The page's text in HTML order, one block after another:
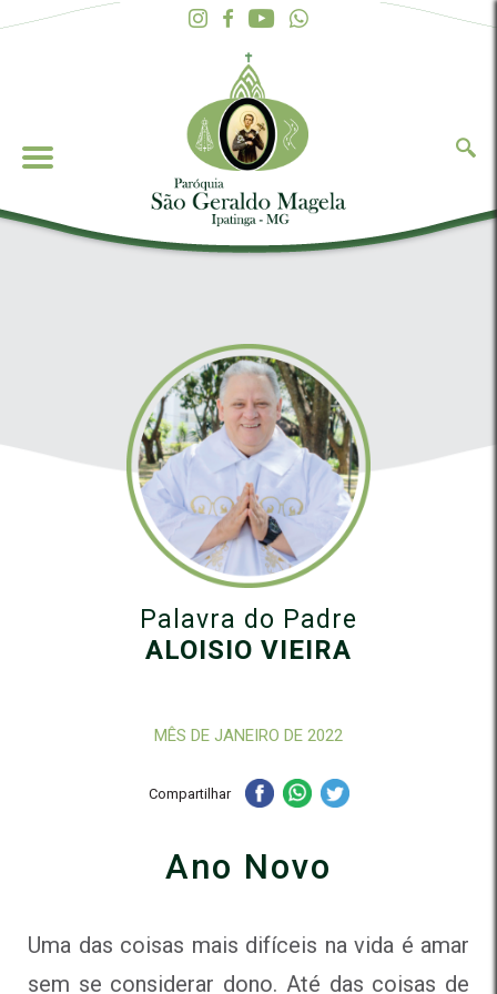
Palavra do Padre
ALOISIO VIEIRA
MÊS DE JANEIRO DE 2022
Compartilhar
Ano Novo
Uma das coisas mais difíceis na vida é amar
sem se considerar dono. Até das coisas de